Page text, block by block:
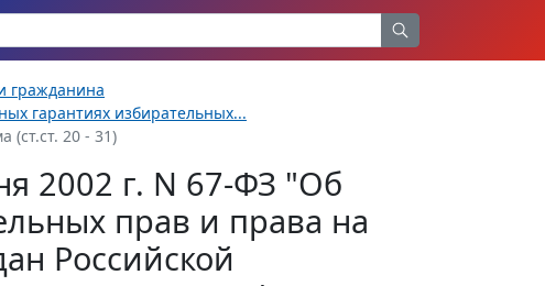
гражданина
гарантиях избирательных...
(ст.ст. 20 - 31)
2002 г. N 67-ФЗ "Об
прав и права на
Российской